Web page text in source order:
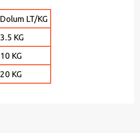
Dolum LT/KG
3.5 KG
10 KG
20 KG